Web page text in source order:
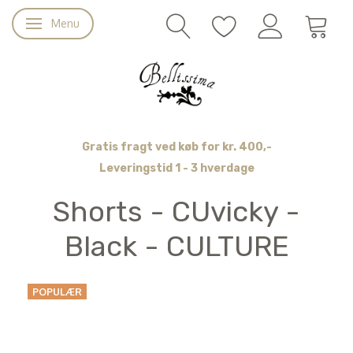
Skifte navigation
Menu
Gratis fragt ved køb for kr. 400,-
Leveringstid 1 - 3 hverdage
Shorts - CUvicky -
Black - CULTURE
POPULÆR